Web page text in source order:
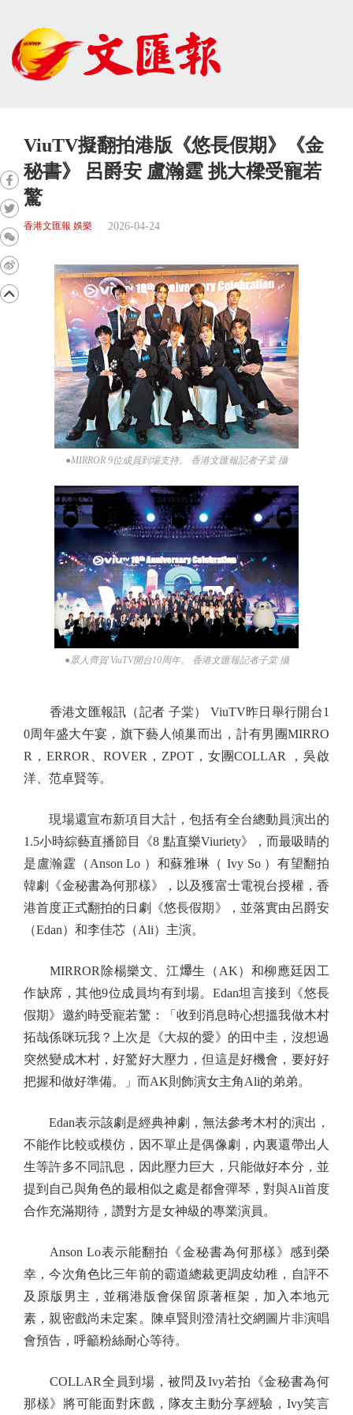
ViuTV擬翻拍港版《悠長假期》《金
秘書》 呂爵安 盧瀚霆 挑大樑受寵若
驚
香港文匯報 娛樂 2026-04-24
●MIRROR 9位成員到場支持。 香港文匯報記者子棠 攝
●眾人齊賀 ViuTV開台10周年。 香港文匯報記者子棠 攝
香港文匯報訊（記者 子棠） ViuTV昨日舉行開台1
0周年盛大午宴，旗下藝人傾巢而出，計有男團MIRRO
R，ERROR、ROVER，ZPOT，女團COLLAR ，吳啟
洋、范卓賢等。
現場還宣布新項目大計，包括有全台總動員演出的
1.5小時綜藝直播節目《8 點直樂Viuriety》，而最吸睛的
是盧瀚霆（Anson Lo ）和蘇雅琳（ Ivy So ）有望翻拍
韓劇《金秘書為何那樣》，以及獲富士電視台授權，香
港首度正式翻拍的日劇《悠長假期》，並落實由呂爵安
（Edan）和李佳芯（Ali）主演。
MIRROR除楊樂文、江𤒹生（AK）和柳應廷因工
作缺席，其他9位成員均有到場。Edan坦言接到《悠長
假期》邀約時受寵若驚：「收到消息時心想搵我做木村
拓哉係咪玩我？上次是《大叔的愛》的田中圭，沒想過
突然變成木村，好驚好大壓力，但這是好機會，要好好
把握和做好準備。」而AK則飾演女主角Ali的弟弟。
Edan表示該劇是經典神劇，無法參考木村的演出，
不能作比較或模仿，因不單止是偶像劇，內裏還帶出人
生等許多不同訊息，因此壓力巨大，只能做好本分，並
提到自己與角色的最相似之處是都會彈琴，對與Ali首度
合作充滿期待，讚對方是女神級的專業演員。
Anson Lo表示能翻拍《金秘書為何那樣》感到榮
幸，今次角色比三年前的霸道總裁更調皮幼稚，自評不
及原版男主，並稱港版會保留原著框架，加入本地元
素，親密戲尚未定案。陳卓賢則澄清社交網圖片非演唱
會預告，呼籲粉絲耐心等待。
COLLAR全員到場，被問及Ivy若拍《金秘書為何
那樣》將可能面對床戲，隊友主動分享經驗，Ivy笑言